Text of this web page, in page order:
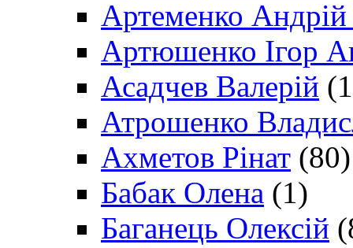
Артеменко Андрій
Артюшенко Ігор
Асадчев Валерій
Атрошенко
Ахметов Рінат (80)
Бабак Олена (1)
Баганець Олексій